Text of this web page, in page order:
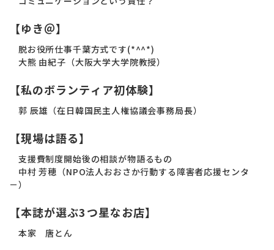
【ゆき＠】
脱お役所仕事千葉方式です(*^^*)
大熊 由紀子（大阪大学大学院教授）
【私のボランティア初体験】
郭 辰雄（在日韓国民主人権協議会事務局長）
【現場は語る】
支援費制度開始後の相談が物語るもの
中村 芳穂（NPO法人おおさか行動する障害者応援センタ
－）
【本誌が選ぶ3つ星なお店】
本家 唐とん